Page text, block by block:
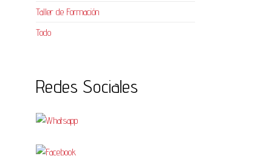
Taller de Formación
Todo
Redes Sociales